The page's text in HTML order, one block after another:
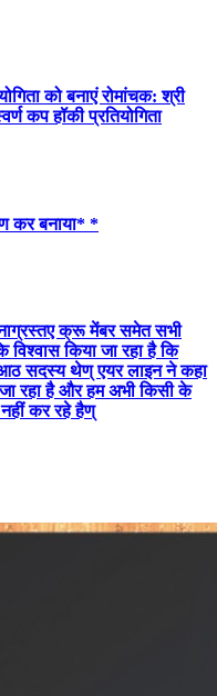
को बनाएं रोमांचक: श्री
कप हॉकी प्रतियोगिता
कर बनाया* *
क्रू मेंबर समेत सभी
विश्वास किया जा रहा है कि
सदस्य थेण् एयर लाइन ने कहा
रहा है और हम अभी किसी के
नहीं कर रहे हैण्